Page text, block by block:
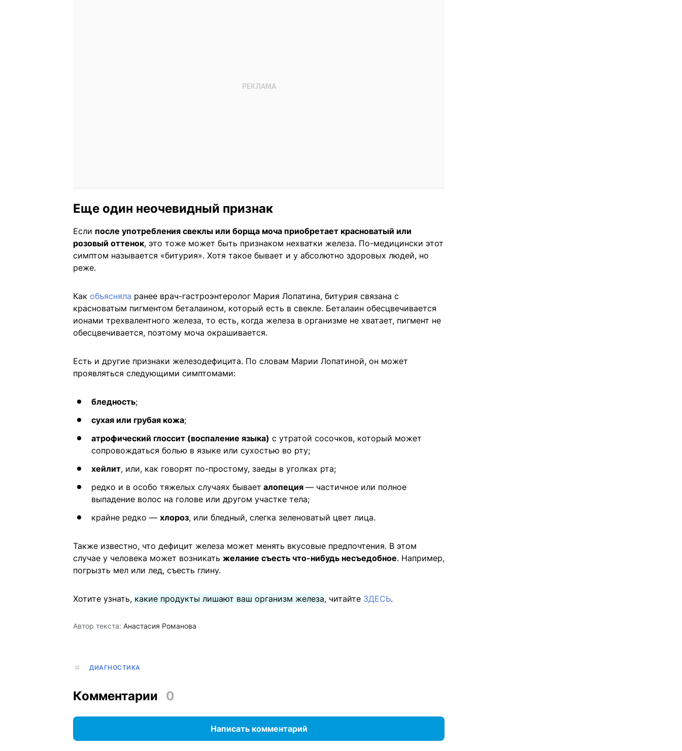
Еще один неочевидный признак
Если после употребления свеклы или борща моча приобретает красноватый или
розовый оттенок, это тоже может быть признаком нехватки железа. По-медицински этот
симптом называется «битурия». Хотя такое бывает и у абсолютно здоровых людей, но
реже.
Как объясняла ранее врач-гастроэнтеролог Мария Лопатина, битурия связана с
красноватым пигментом беталаином, который есть в свекле. Беталаин обесцвечивается
ионами трехвалентного железа, то есть, когда железа в организме не хватает, пигмент не
обесцвечивается, поэтому моча окрашивается.
Есть и другие признаки железодефицита. По словам Марии Лопатиной, он может
проявляться следующими симптомами:
бледность;
сухая или грубая кожа;
атрофический глоссит (воспаление языка) с утратой сосочков, который может
сопровождаться болью в языке или сухостью во рту;
хейлит, или, как говорят по-простому, заеды в уголках рта;
редко и в особо тяжелых случаях бывает алопеция — частичное или полное
выпадение волос на голове или другом участке тела;
крайне редко — хлороз, или бледный, слегка зеленоватый цвет лица.
Также известно, что дефицит железа может менять вкусовые предпочтения. В этом
случае у человека может возникать желание съесть что-нибудь несъедобное. Например,
погрызть мел или лед, съесть глину.
Хотите узнать, какие продукты лишают ваш организм железа, читайте ЗДЕСЬ.
Автор текста: Анастасия Романова
ДИАГНОСТИКА
Комментарии 0
Написать комментарий